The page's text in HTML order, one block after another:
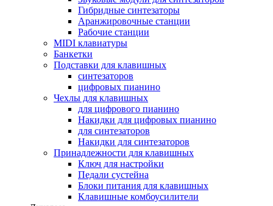
Гибридные синтезаторы
Аранжировочные станции
Рабочие станции
MIDI клавиатуры
Банкетки
Подставки для клавишных
синтезаторов
цифровых пианино
Чехлы для клавишных
для цифрового пианино
Накидки для цифровых пианино
для синтезаторов
Накидки для синтезаторов
Принадлежности для клавишных
Ключ для настройки
Педали сустейна
Блоки питания для клавишных
Клавишные комбоусилители